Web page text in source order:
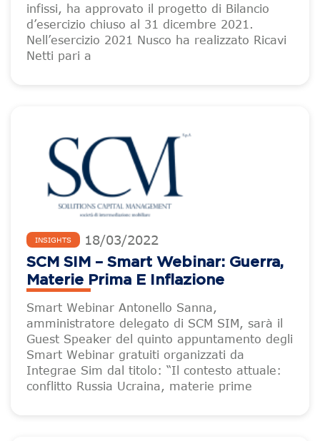
infissi, ha approvato il progetto di Bilancio
d’esercizio chiuso al 31 dicembre 2021.
Nell’esercizio 2021 Nusco ha realizzato Ricavi
Netti pari a
INSIGHTS 18/03/2022
SCM SIM – Smart Webinar: Guerra,
Materie Prima E Inflazione
Smart Webinar Antonello Sanna,
amministratore delegato di SCM SIM, sarà il
Guest Speaker del quinto appuntamento degli
Smart Webinar gratuiti organizzati da
Integrae Sim dal titolo: “Il contesto attuale:
conflitto Russia Ucraina, materie prime